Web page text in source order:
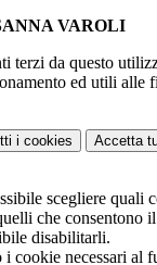
VAROLI
terzi da questo
ed utili alle
i cookies Accetta
scegliere quali
che consentono
disabilitarli.
i cookie necessari al